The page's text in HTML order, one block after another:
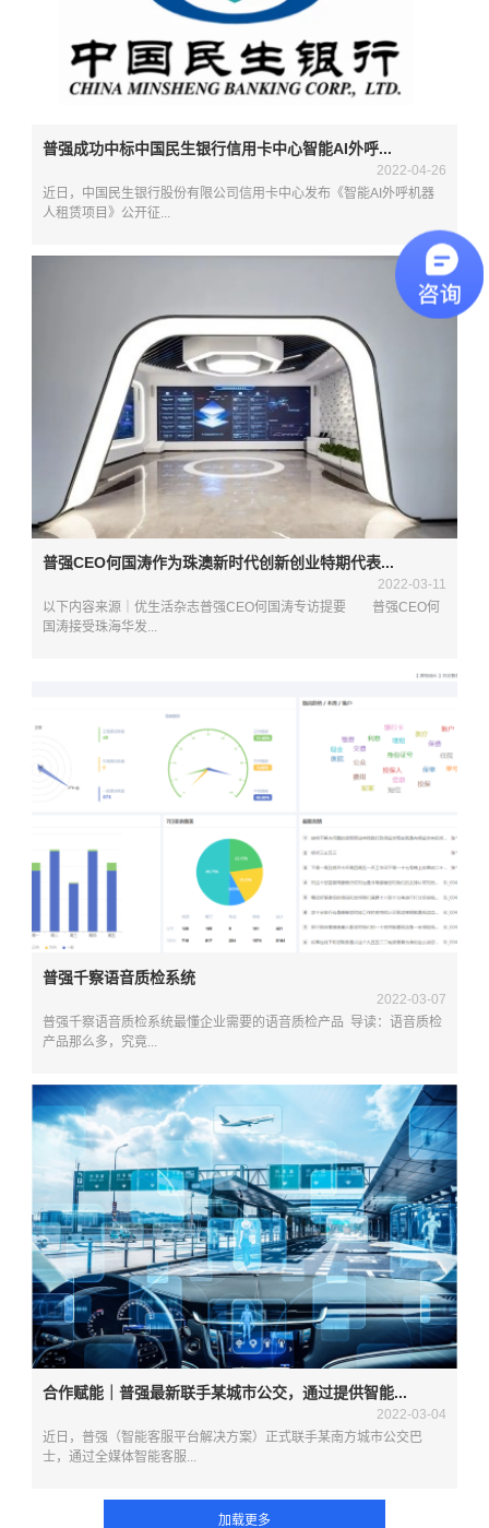
普强成功中标中国民生银行信用卡中心智能AI外呼...
2022-04-26
近日，中国民生银行股份有限公司信用卡中心发布《智能AI外呼机器
人租赁项目》公开征...
普强CEO何国涛作为珠澳新时代创新创业特期代表...
2022-03-11
以下内容来源｜优生活杂志普强CEO何国涛专访提要 普强CEO何
国涛接受珠海华发...
普强千察语音质检系统
2022-03-07
普强千察语音质检系统最懂企业需要的语音质检产品 导读：语音质检
产品那么多，究竟...
合作赋能｜普强最新联手某城市公交，通过提供智能...
2022-03-04
近日，普强（智能客服平台解决方案）正式联手某南方城市公交巴
士，通过全媒体智能客服...